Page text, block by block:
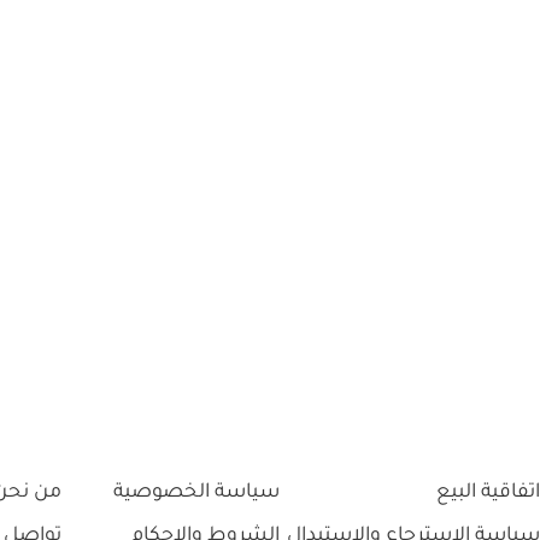
اتفاقية البيع
سياسة الخصوصية
من